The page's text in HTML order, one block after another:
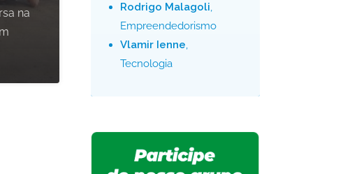
na
Rodrigo Malagoli,
Empreendedorismo
Vlamir Ienne,
Tecnologia